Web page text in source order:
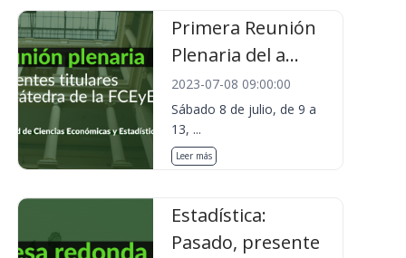
Primera Reunión
Plenaria del a...
2023-07-08 09:00:00
Sábado 8 de julio, de 9 a
13, ...
Leer más
Estadística:
Pasado, presente